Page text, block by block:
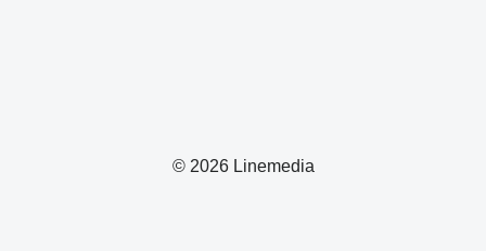
© 2026 Linemedia